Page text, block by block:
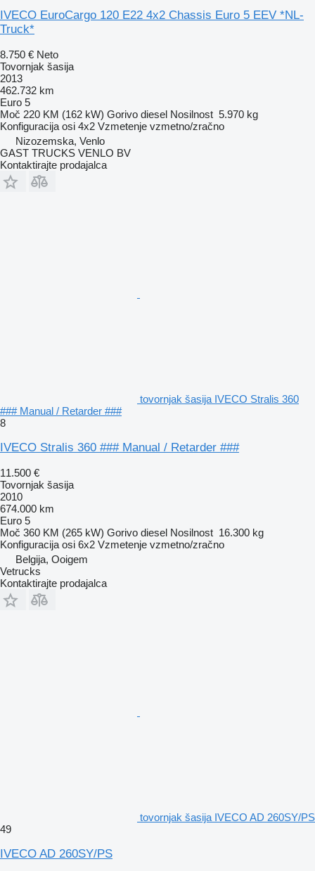
IVECO EuroCargo 120 E22 4x2 Chassis Euro 5 EEV *NL-
Truck*
8.750 € Neto
Tovornjak šasija
2013
462.732 km
Euro 5
Moč 220 KM (162 kW) Gorivo diesel Nosilnost 5.970 kg
Konfiguracija osi 4x2 Vzmetenje vzmetno/zračno
Nizozemska, Venlo
GAST TRUCKS VENLO BV
Kontaktirajte prodajalca
tovornjak šasija IVECO Stralis 360
### Manual / Retarder ###
8
IVECO Stralis 360 ### Manual / Retarder ###
11.500 €
Tovornjak šasija
2010
674.000 km
Euro 5
Moč 360 KM (265 kW) Gorivo diesel Nosilnost 16.300 kg
Konfiguracija osi 6x2 Vzmetenje vzmetno/zračno
Belgija, Ooigem
Vetrucks
Kontaktirajte prodajalca
tovornjak šasija IVECO AD 260SY/PS
49
IVECO AD 260SY/PS